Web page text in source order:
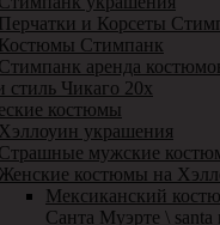
Перчатки и Корсеты
Костюмы Стимпанк
Стимпанк аренда
стиль Чикаго 20х
костюмы
Хэллоуин украшения
Страшные мужские
Женские костюмы на
Мексиканский
Санта Муэрте \ santa